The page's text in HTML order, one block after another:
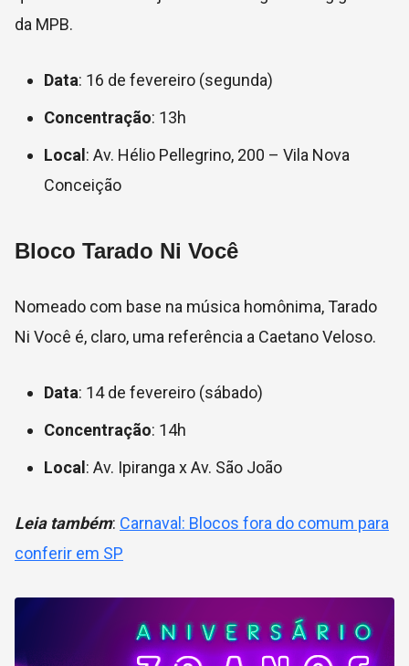
da MPB.
Data: 16 de fevereiro (segunda)
Concentração: 13h
Local : Av. Hélio Pellegrino, 200 – Vila Nova
Conceição
Bloco Tarado Ni Você
Nomeado com base na música homônima, Tarado
Ni Você é, claro, uma referência a Caetano Veloso.
Data: 14 de fevereiro (sábado)
Concentração: 14h
Local : Av. Ipiranga x Av. São João
Leia também: Carnaval: Blocos fora do comum para
conferir em SP